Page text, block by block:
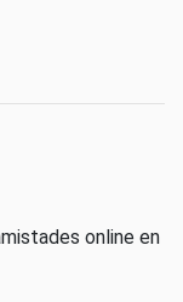
online en